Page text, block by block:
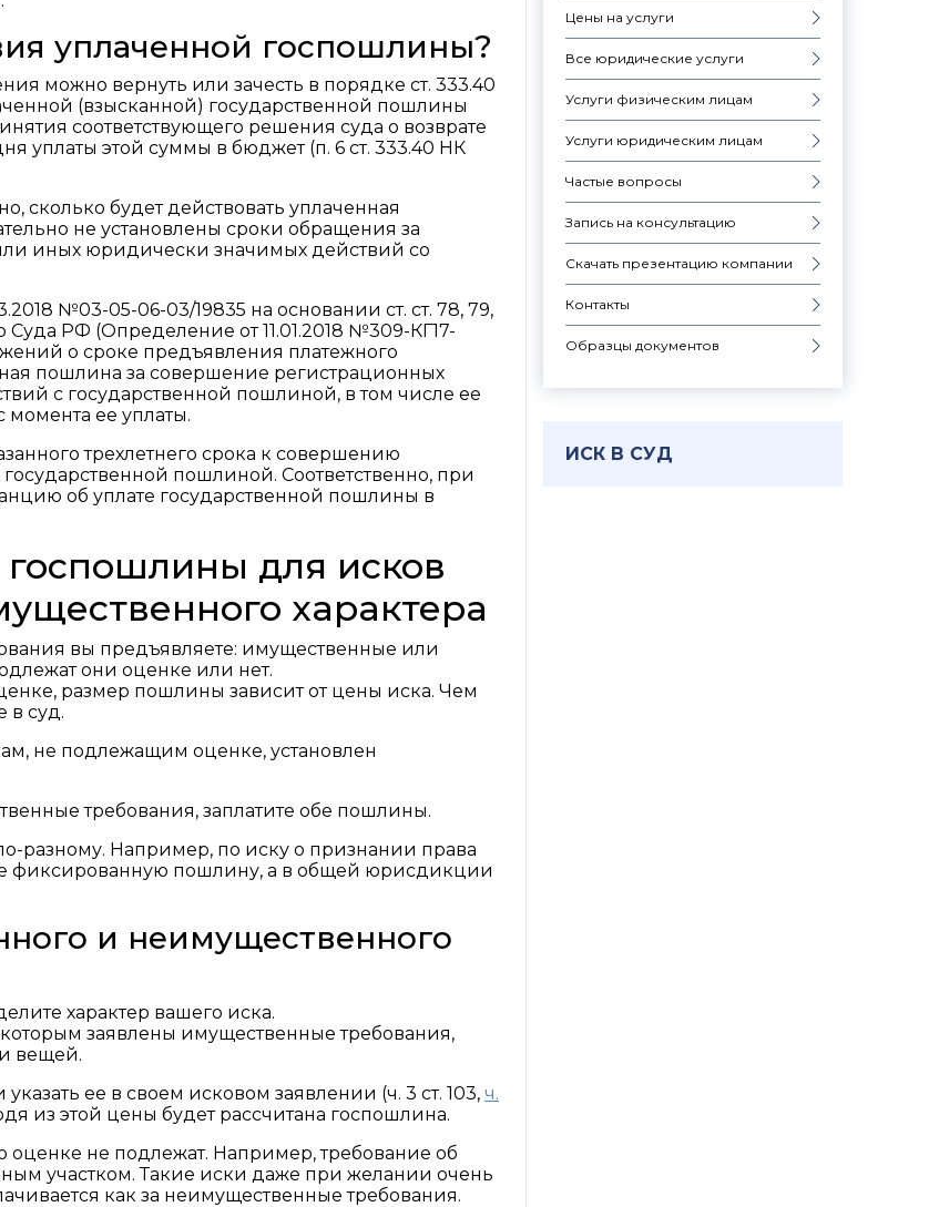
Цены на услуги
Все юридические услуги
Услуги физическим лицам
Услуги юридическим лицам
Частые вопросы
Запись на консультацию
Скачать презентацию компании
Контакты
Образцы документов
ИСК В СУД
уплаченной госпошлины?
можно вернуть или зачесть в порядке ст. 333.40
(взысканной) государственной пошлины
соответствующего решения суда о возврате
уплаты этой суммы в бюджет (п. 6 ст. 333.40 НК
сколько будет действовать уплаченная
не установлены сроки обращения за
иных юридически значимых действий со
№03-05-06-03/19835 на основании ст. ст. 78, 79,
РФ (Определение от 11.01.2018 №309-КГ17-
о сроке предъявления платежного
пошлина за совершение регистрационных
с государственной пошлиной, в том числе ее
момента ее уплаты.
трехлетнего срока к совершению
пошлиной. Соответственно, при
об уплате государственной пошлины в
для исков
характера
вы предъявляете: имущественные или
они оценке или нет.
размер пошлины зависит от цены иска. Чем
в суд.
не подлежащим оценке, установлен
требования, заплатите обе пошлины.
разному. Например, по иску о признании права
фиксированную пошлину, а в общей юрисдикции
и неимущественного
характер вашего иска.
заявлены имущественные требования,
вещей.
ее в своем исковом заявлении (ч. 3 ст. 103, ч.
из этой цены будет рассчитана госпошлина.
не подлежат. Например, требование об
участком. Такие иски даже при желании очень
как за неимущественные требования.